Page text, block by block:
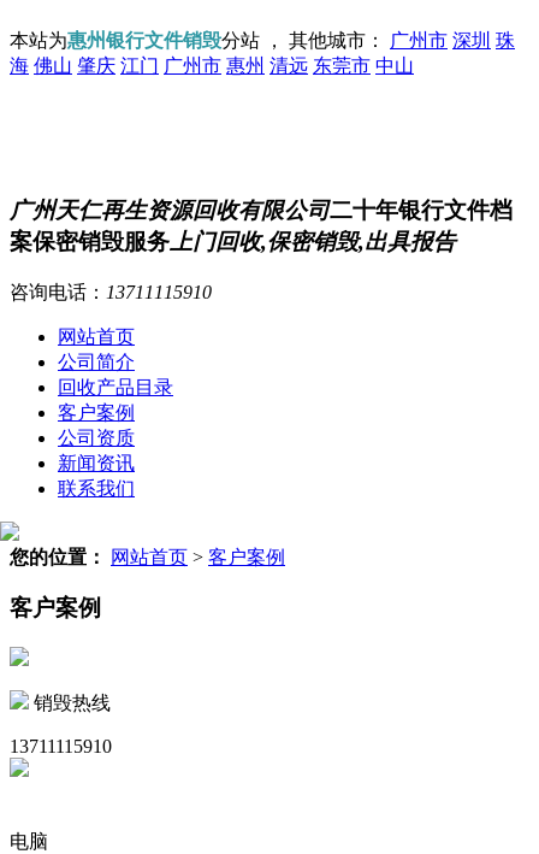
本站为惠州银行文件销毁分站 ， 其他城市： 广州市 深圳 珠
海 佛山 肇庆 江门 广州市 惠州 清远 东莞市 中山
广州天仁再生资源回收有限公司二十年银行文件档
案保密销毁服务 上门回收,保密销毁,出具报告
咨询电话： 13711115910
网站首页
公司简介
回收产品目录
客户案例
公司资质
新闻资讯
联系我们
您的位置： 网站首页 > 客户案例
客户案例
销毁热线
13711115910
电脑